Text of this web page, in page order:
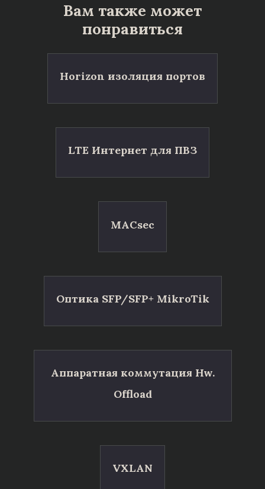
Вам также может
понравиться
Horizon изоляция портов
LTE Интернет для ПВЗ
MACsec
Оптика SFP/SFP+ MikroTik
Аппаратная коммутация Hw.
Offload
VXLAN